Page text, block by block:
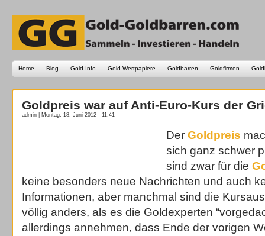
Home Blog Gold Info Gold Wertpapiere Goldbarren Goldfirmen
Goldpreis war auf Anti-Euro-Kurs der
admin | Montag, 18. Juni 2012 - 11:41
Der Goldpreis
sich ganz schwer
sind zwar für die
keine besonders neue Nachrichten und auch
Informationen, aber manchmal sind die
völlig anders, als es die Goldexperten
allerdings annehmen, dass Ende der vorigen